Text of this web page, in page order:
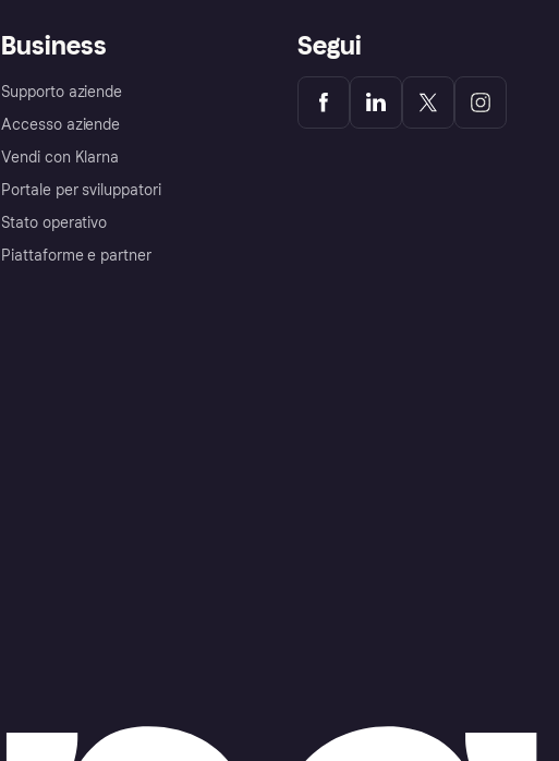
Business
Supporto aziende
Accesso aziende
Vendi con Klarna
Portale per sviluppatori
Stato operativo
Piattaforme e partner
Segui